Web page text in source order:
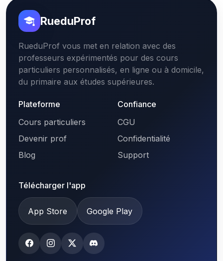
RueduProf
RueduProf vous met en relation avec des
professeurs expérimentés pour des cours
particuliers personnalisés, en ligne ou à domicile,
du primaire aux études supérieures.
Plateforme
Cours particuliers
Devenir prof
Blog
Confiance
CGU
Confidentialité
Support
Télécharger l'app
App Store Google Play